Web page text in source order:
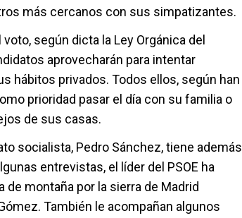
más cercanos con sus simpatizantes.
según dicta la Ley Orgánica del
aprovecharán para intentar
hábitos privados. Todos ellos, según han
prioridad pasar el día con su familia o
de sus casas.
socialista, Pedro Sánchez, tiene además
entrevistas, el líder del PSOE ha
montaña por la sierra de Madrid
También le acompañan algunos